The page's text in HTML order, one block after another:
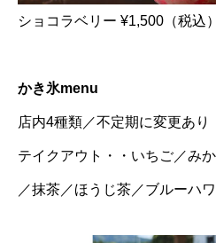
ショコラベリー ¥1,500（税込）
かき氷menu
店内4種類／不定期に変更あり
テイクアウト・・いちご／み
／抹茶／ほうじ茶／ブルーハ